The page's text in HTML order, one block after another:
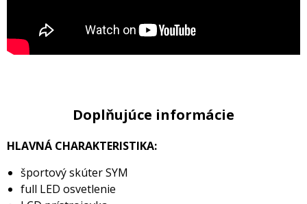
Doplňujúce informácie
HLAVNÁ CHARAKTERISTIKA:
športový skúter SYM
full LED osvetlenie